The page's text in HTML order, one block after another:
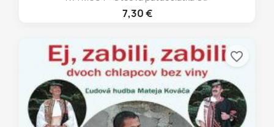
7,30 €
favorite_border